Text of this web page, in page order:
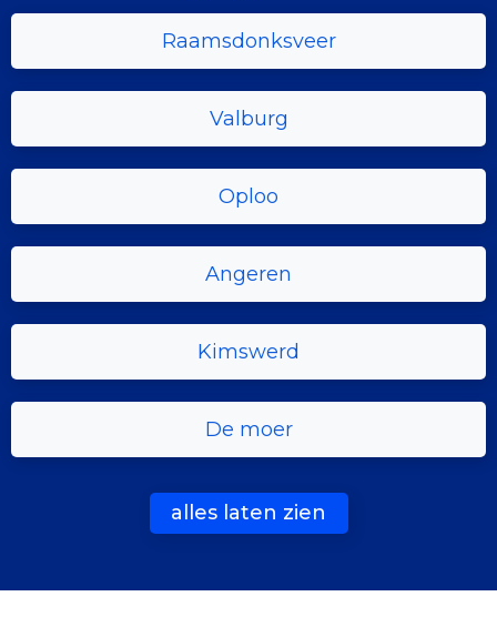
Raamsdonksveer
Valburg
Oploo
Angeren
Kimswerd
De moer
alles laten zien